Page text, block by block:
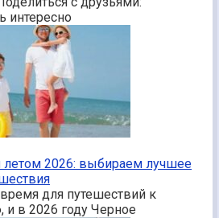
интересно
летом 2026: выбираем лучшее
для путешествий к
в 2026 году Черное